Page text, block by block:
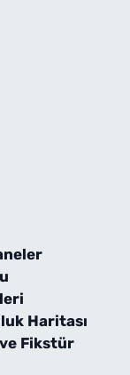
Haritası
Fikstür